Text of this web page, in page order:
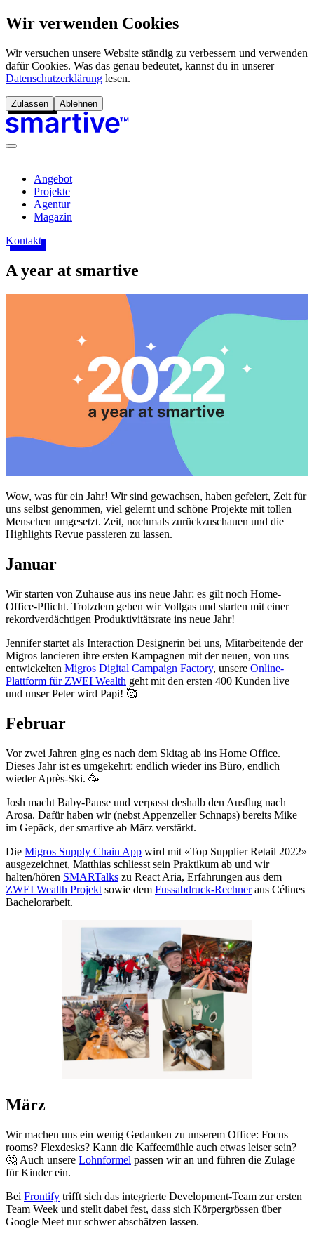
Wir verwenden Cookies
Wir versuchen unsere Website ständig zu verbessern und verwenden
dafür Cookies. Was das genau bedeutet, kannst du in unserer
Datenschutzerklärung lesen.
Zulassen Ablehnen
Angebot
Projekte
Agentur
Magazin
Kontakt
A year at smartive
Wow, was für ein Jahr! Wir sind gewachsen, haben gefeiert, Zeit für
uns selbst genommen, viel gelernt und schöne Projekte mit tollen
Menschen umgesetzt. Zeit, nochmals zurückzuschauen und die
Highlights Revue passieren zu lassen.
Januar
Wir starten von Zuhause aus ins neue Jahr: es gilt noch Home-
Office-Pflicht. Trotzdem geben wir Vollgas und starten mit einer
rekordverdächtigen Produktivitätsrate ins neue Jahr!
Jennifer startet als Interaction Designerin bei uns, Mitarbeitende der
Migros lancieren ihre ersten Kampagnen mit der neuen, von uns
entwickelten Migros Digital Campaign Factory, unsere Online-
Plattform für ZWEI Wealth geht mit den ersten 400 Kunden live
und unser Peter wird Papi! 🥰
Februar
Vor zwei Jahren ging es nach dem Skitag ab ins Home Office.
Dieses Jahr ist es umgekehrt: endlich wieder ins Büro, endlich
wieder Après-Ski. 🥳
Josh macht Baby-Pause und verpasst deshalb den Ausflug nach
Arosa. Dafür haben wir (nebst Appenzeller Schnaps) bereits Mike
im Gepäck, der smartive ab März verstärkt.
Die Migros Supply Chain App wird mit «Top Supplier Retail 2022»
ausgezeichnet, Matthias schliesst sein Praktikum ab und wir
halten/hören SMARTalks zu React Aria, Erfahrungen aus dem
ZWEI Wealth Projekt sowie dem Fussabdruck-Rechneraus Célines
Bachelorarbeit.
März
Wir machen uns ein wenig Gedanken zu unserem Office: Focus
rooms? Flexdesks? Kann die Kaffeemühle auch etwas leiser sein?
🤔 Auch unsere Lohnformel passen wir an und führen die Zulage
für Kinder ein.
Bei Frontify trifft sich das integrierte Development-Team zur ersten
Team Week und stellt dabei fest, dass sich Körpergrössen über
Google Meet nur schwer abschätzen lassen.